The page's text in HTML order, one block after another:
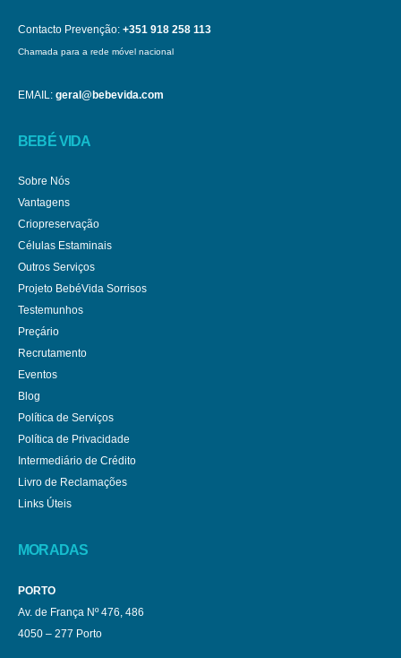
Contacto Prevenção: +351 918 258 113
Chamada para a rede móvel nacional
EMAIL: geral@bebevida.com
BEBÉ VIDA
Sobre Nós
Vantagens
Criopreservação
Células Estaminais
Outros Serviços
Projeto BebéVida Sorrisos
Testemunhos
Preçário
Recrutamento
Eventos
Blog
Política de Serviços
Política de Privacidade
Intermediário de Crédito
Livro de Reclamações
Links Úteis
MORADAS
PORTO
Av. de França Nº 476, 486
4050 – 277 Porto